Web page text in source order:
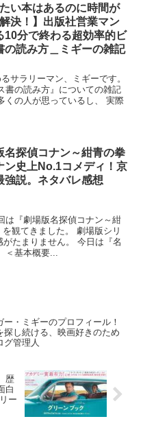
たい本はあるのに時間が
決！】出版社営業マン
10分で終わる超効率的ビ
の読み方＿ミギーの雑記
サラリーマン、ミギーです。
書の読み方』についての雑記
くの人が思っているし、 実際
名探偵コナン～紺青の拳
ン史上No.1コメディ！京
強説。ネタバレ感想
は『劇場版名探偵コナン～紺
観てきました。 劇場版シリ
たまりません。 今日は『名
基本概要...
ー・ミギーのプロフィール！
探し続ける、映画好きのため
グ管理人
歴
白
ー